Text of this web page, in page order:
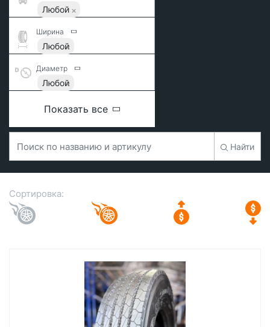
Любой
Ширина
Любой
Диаметр
Любой
Показать все
Найти
Сортировка: